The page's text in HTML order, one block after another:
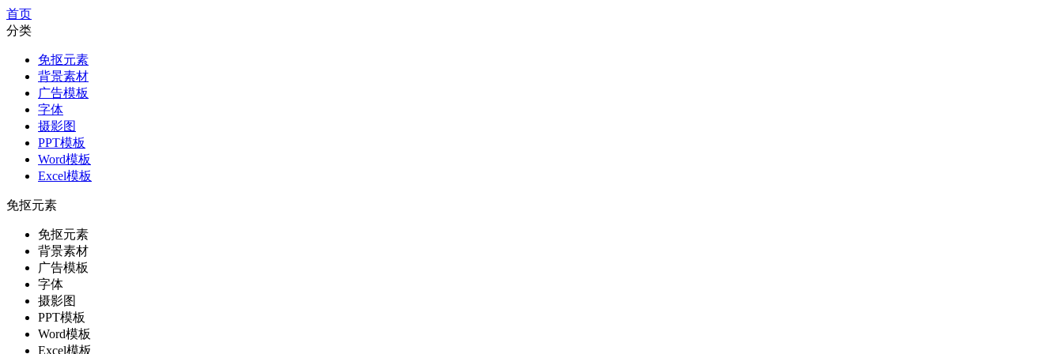
首页
分类
免抠元素
背景素材
广告模板
字体
摄影图
PPT模板
Word模板
Excel模板
免抠元素
免抠元素
背景素材
广告模板
字体
摄影图
PPT模板
Word模板
Excel模板